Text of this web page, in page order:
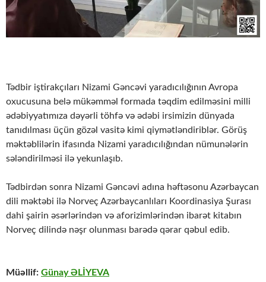
Tədbir iştirakçıları Nizami Gəncəvi yaradıcılığının Avropa
oxucusuna belə mükəmməl formada təqdim edilməsini milli
ədəbiyyatımıza dəyərli töhfə və ədəbi irsimizin dünyada
tanıdılması üçün gözəl vasitə kimi qiymətləndiriblər. Görüş
məktəblilərin ifasında Nizami yaradıcılığından nümunələrin
sələndirilməsi ilə yekunlaşıb.
Tədbirdən sonra Nizami Gəncəvi adına həftəsonu Azərbaycan
dili məktəbi ilə Norveç Azərbaycanlıları Koordinasiya Şurası
dahi şairin əsərlərindən və aforizimlərindən ibarət kitabın
Norveç dilində nəşr olunması barədə qərar qəbul edib.
Müəllif: Günay ƏLİYEVA